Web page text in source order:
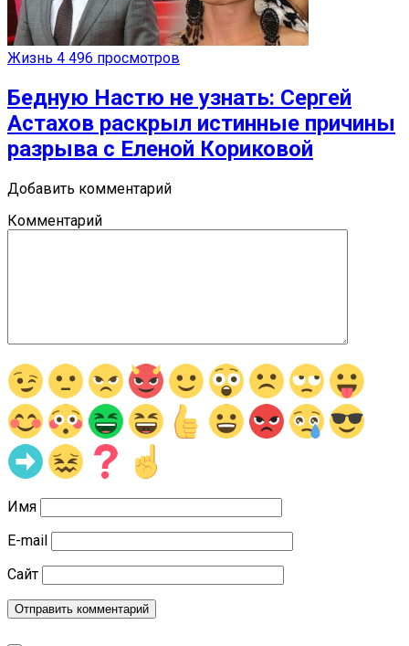
Жизнь 4 496 просмотров
Бедную Настю не узнать: Сергей
Астахов раскрыл истинные причины
разрыва с Еленой Кориковой
Добавить комментарий
Комментарий
Имя
E-mail
Сайт